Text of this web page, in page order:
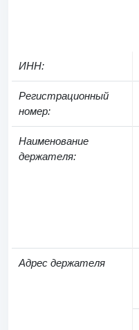
ИНН:
Регистрационный
номер:
Наименование
держателя:
Адрес держателя